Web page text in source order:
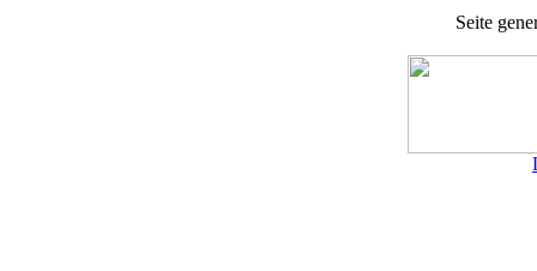
Seite